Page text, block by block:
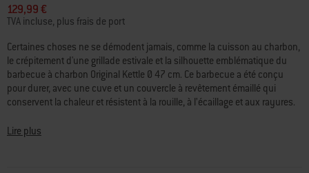
sur
5,
valeur
de
la
note
moyenne.
Read
a
Review.
sur
la
129,99 €
TVA incluse, plus frais de port
Certaines choses ne se démodent jamais, comme la cuisson au charbon,
le crépitement d'une grillade estivale et la silhouette emblématique du
barbecue à charbon Original Kettle Ø 47 cm. Ce barbecue a été conçu
pour durer, avec une cuve et un couvercle à revêtement émaillé qui
conservent la chaleur et résistent à la rouille, à l’écaillage et aux rayures.
clapets de ventilation de la cuve et du couvercle réglables, et surveillez la
Lire plus